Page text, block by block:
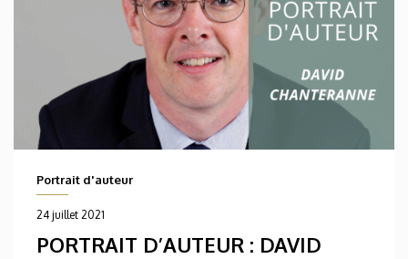
Portrait d'auteur
24 juillet 2021
PORTRAIT D’AUTEUR : DAVID